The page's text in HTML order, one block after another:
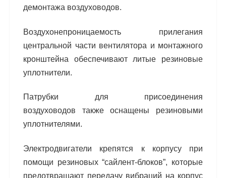
демонтажа воздуховодов.
Воздухонепроницаемость прилегания
центральной части вентилятора и монтажного
кронштейна обеспечивают литые резиновые
уплотнители.
Патрубки для присоединения
воздуховодов также оснащены резиновыми
уплотнителями.
Электродвигатели крепятся к корпусу при
помощи резиновых “сайлент-блоков”, которые
предотвращают передачу вибраций на корпус